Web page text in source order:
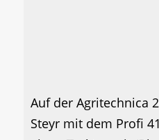
Auf der Agritechnica
Steyr mit dem Profi